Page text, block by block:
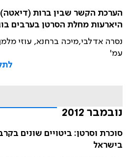
הערכת הקשר שבין ברות (דיאטה)
היארעות מחלת הסרטן בערבים
נסרה אדלבי,מיכה ברחנא, עוזי
עמ'
נובמבר 2012
סוכרת וסרטן: ביטויים שונים
בישראל